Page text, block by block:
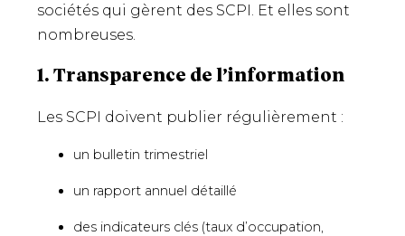
sociétés qui gèrent des SCPI. Et elles sont
nombreuses.
1. Transparence de l’information
Les SCPI doivent publier régulièrement :
un bulletin trimestriel
un rapport annuel détaillé
des indicateurs clés (taux d’occupation,